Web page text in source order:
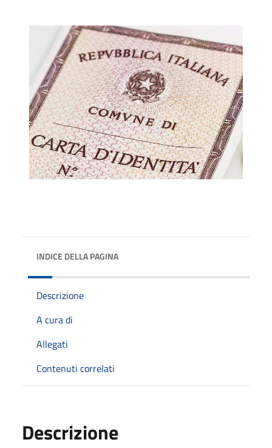
INDICE DELLA PAGINA
Descrizione
A cura di
Allegati
Contenuti correlati
Descrizione